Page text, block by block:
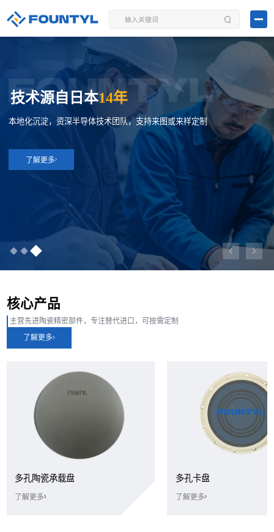
技术源自日本14年
本地化沉淀，资深半导体技术团队，支持来图或来样定制
了解更多
核心产品
主营先进陶瓷精密部件，专注替代进口，可按需定制
了解更多
多孔陶瓷承载盘
了解更多
多孔卡盘
了解更多